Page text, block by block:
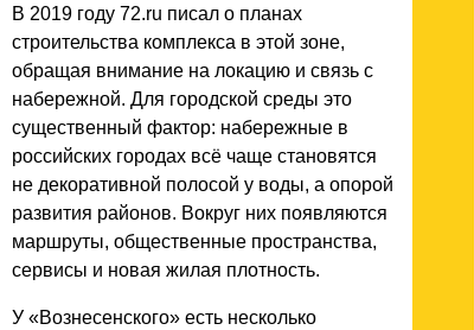
В 2019 году 72.ru писал о планах
строительства комплекса в этой зоне,
обращая внимание на локацию и связь с
набережной. Для городской среды это
существенный фактор: набережные в
российских городах всё чаще становятся
не декоративной полосой у воды, а опорой
развития районов. Вокруг них появляются
маршруты, общественные пространства,
сервисы и новая жилая плотность.
У «Вознесенского» есть несколько